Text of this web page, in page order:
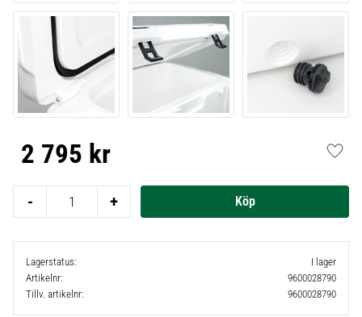
2 795 kr
+
-
Lagerstatus
I lager
Artikelnr
9600028790
Tillv. artikelnr
9600028790